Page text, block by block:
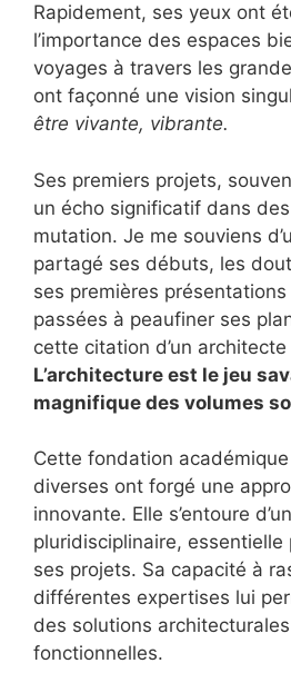
Rapidement, ses yeux ont
l’importance des espaces
voyages à travers les
ont façonné une vision
être vivante, vibrante.
Ses premiers projets,
un écho significatif dans
mutation. Je me souviens
partagé ses débuts, les
ses premières
passées à peaufiner ses
cette citation d’un
L’architecture est le jeu
magnifique des volumes
Cette fondation
diverses ont forgé une
innovante. Elle s’entoure
pluridisciplinaire, essentielle
ses projets. Sa capacité à
différentes expertises lui
des solutions
fonctionnelles.